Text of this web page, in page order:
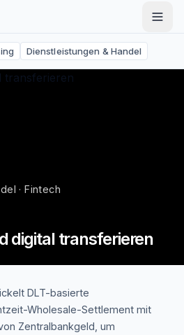
Dienstleistungen & Handel
· Fintech
digital transferieren
DLT-basierte
Wholesale-Settlement mit
Zentralbankgeld, um